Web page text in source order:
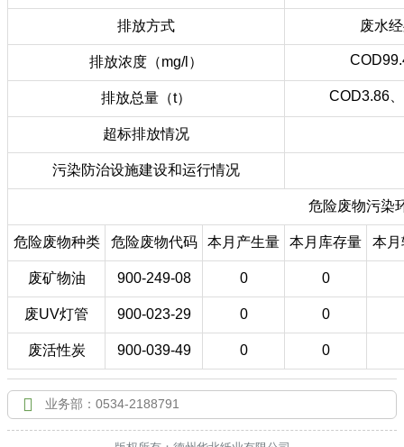
排放方式 废水
排放浓度（mg/l）
排放总量（t） COD3.86
超标排放情况
污染防治设施建设和运行情况
危险废物污染
危险废物种类 危险废物代码 本月产生量 本月库存量 本
废矿物油 900-249-08 0 0
废UV灯管 900-023-29 0 0
废活性炭 900-039-49 0 0
 业务部：0534-2188791
联系我们